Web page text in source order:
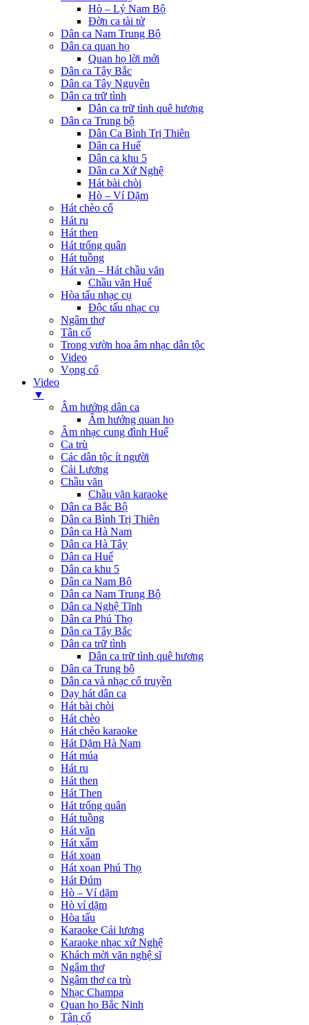
Hò – Lý Nam Bộ
Đờn ca tài tử
Dân ca Nam Trung Bộ
Dân ca quan họ
Quan họ lời mới
Dân ca Tây Bắc
Dân ca Tây Nguyên
Dân ca trữ tình
Dân ca trữ tình quê hương
Dân ca Trung bộ
Dân Ca Bình Trị Thiên
Dân ca Huế
Dân ca khu 5
Dân ca Xứ Nghệ
Hát bài chòi
Hò – Ví Dặm
Hát chèo cổ
Hát ru
Hát then
Hát trống quân
Hát tuồng
Hát văn – Hát chầu văn
Chầu văn Huế
Hòa tấu nhạc cụ
Độc tấu nhạc cụ
Ngâm thơ
Tân cổ
Trong vườn hoa âm nhạc dân tộc
Video
Vọng cổ
Video
▼
Âm hưởng dân ca
Âm hưởng quan họ
Âm nhạc cung đình Huế
Ca trù
Các dân tộc ít người
Cải Lương
Chầu văn
Chầu văn karaoke
Dân ca Bắc Bộ
Dân ca Bình Trị Thiên
Dân ca Hà Nam
Dân ca Hà Tây
Dân ca Huế
Dân ca khu 5
Dân ca Nam Bộ
Dân ca Nam Trung Bộ
Dân ca Nghệ Tĩnh
Dân ca Phú Thọ
Dân ca Tây Bắc
Dân ca trữ tình
Dân ca trữ tình quê hương
Dân ca Trung bộ
Dân ca và nhạc cổ truyền
Dạy hát dân ca
Hát bài chòi
Hát chèo
Hát chèo karaoke
Hát Dặm Hà Nam
Hát múa
Hát ru
Hát then
Hát Then
Hát trống quân
Hát tuồng
Hát văn
Hát xẩm
Hát xoan
Hát xoan Phú Thọ
Hát Đúm
Hò – Ví dặm
Hò ví dặm
Hòa tấu
Karaoke Cải lương
Karaoke nhạc xứ Nghệ
Khách mời văn nghệ sĩ
Ngâm thơ
Ngâm thơ ca trù
Nhạc Champa
Quan họ Bắc Ninh
Tân cổ